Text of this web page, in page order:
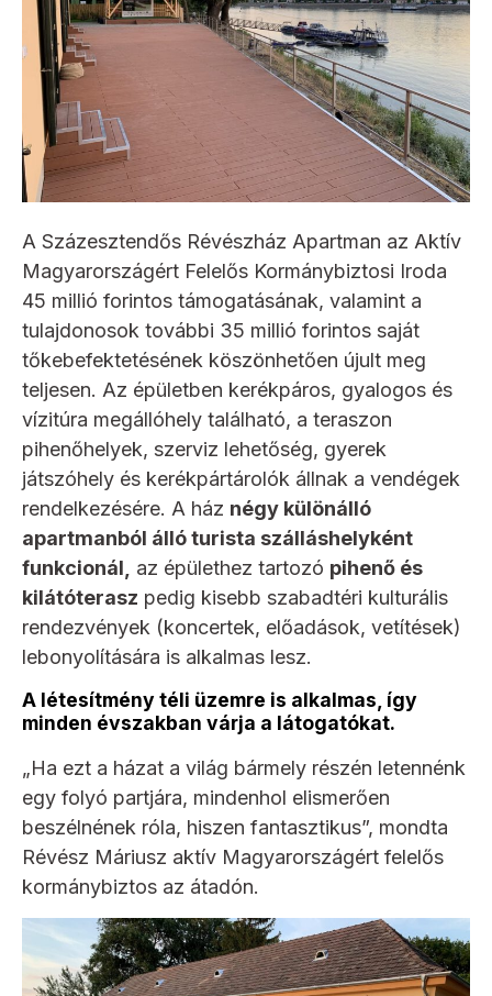
A Százesztendős Révészház Apartman az Aktív
Magyarországért Felelős Kormánybiztosi Iroda
45 millió forintos támogatásának, valamint a
tulajdonosok további 35 millió forintos saját
tőkebefektetésének köszönhetően újult meg
teljesen. Az épületben kerékpáros, gyalogos és
vízitúra megállóhely található, a teraszon
pihenőhelyek, szerviz lehetőség, gyerek
játszóhely és kerékpártárolók állnak a vendégek
rendelkezésére. A ház négy különálló
apartmanból álló turista szálláshelyként
funkcionál,
az épülethez tartozó pihenő és
kilátóterasz pedig kisebb szabadtéri kulturális
rendezvények (koncertek, előadások, vetítések)
lebonyolítására is alkalmas lesz.
A létesítmény téli üzemre is alkalmas, így
minden évszakban várja a látogatókat.
„Ha ezt a házat a világ bármely részén letennénk
egy folyó partjára, mindenhol elismerően
beszélnének róla, hiszen fantasztikus”, mondta
Révész Máriusz aktív Magyarországért felelős
kormánybiztos az átadón.